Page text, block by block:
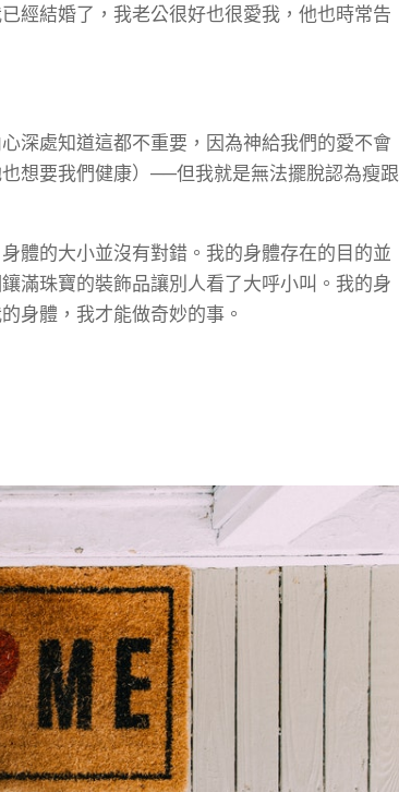
經結婚了，我老公很好也很愛我，他也時常告
深處知道這都不重要，因為神給我們的愛不會
想要我們健康）──但我就是無法擺脫認為瘦跟
體的大小並沒有對錯。我的身體存在的目的並
滿珠寶的裝飾品讓別人看了大呼小叫。我的身
身體，我才能做奇妙的事。